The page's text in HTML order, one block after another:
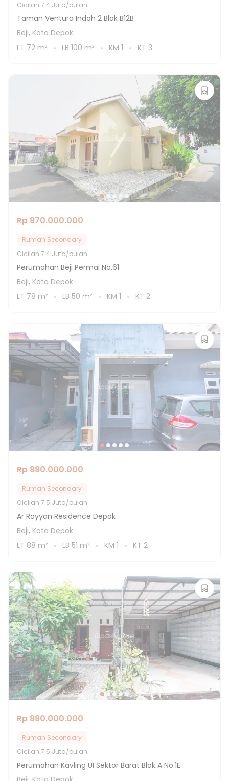
Cicilan 7.4 Juta/bulan
Taman Ventura Indah 2 Blok B12B
Beji, Kota Depok
LT 72 m² LB 100 m² KM 1 KT 3
Rp 870.000.000
Rumah Secondary
Cicilan 7.4 Juta/bulan
Perumahan Beji Permai No.61
Beji, Kota Depok
LT 78 m² LB 50 m² KM 1 KT 2
Rp 880.000.000
Rumah Secondary
Cicilan 7.5 Juta/bulan
Ar Royyan Residence Depok
Beji, Kota Depok
LT 88 m² LB 51 m² KM 1 KT 2
Rp 880.000.000
Rumah Secondary
Cicilan 7.5 Juta/bulan
Perumahan Kavling UI Sektor Barat Blok A No.1E